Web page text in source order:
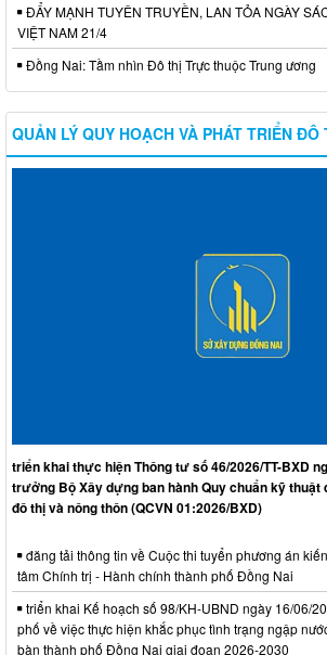
ĐẨY MẠNH TUYÊN TRUYỀN, LAN TỎA NGÀY
VIỆT NAM 21/4
Đồng Nai: Tầm nhìn Đô thị Trực thuộc Trung ương
QUẢN LÝ QUY HOẠCH VÀ PHÁT TRIỂN ĐÔ
triển khai thực hiện Thông tư số 46/2026/TT-BXD
trưởng Bộ Xây dựng ban hành Quy chuẩn kỹ thuật
đô thị và nông thôn (QCVN 01:2026/BXD)
đăng tải thông tin về Cuộc thi tuyển phương án
tâm Chính trị - Hành chính thành phố Đồng Nai
triển khai Kế hoạch số 98/KH-UBND ngày 16/06/
phố về việc thực hiện khắc phục tình trạng ngập
bàn thành phố Đồng Nai giai đoạn 2026-2030